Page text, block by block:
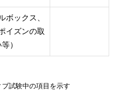
ボックス、
イズンの取
）
ブ試験中の項目を示す